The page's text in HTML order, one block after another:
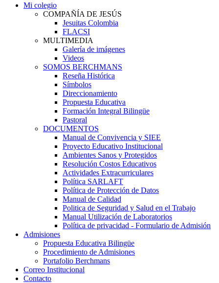
Mi colegio
COMPAÑÍA DE JESÚS
Jesuitas Colombia
FLACSI
MULTIMEDIA
Galería de imágenes
Videos
SOMOS BERCHMANS
Reseña Histórica
Símbolos
Direccionamiento
Propuesta Educativa
Formación Integral Bilingüe
Pastoral
DOCUMENTOS
Manual de Convivencia y SIEE
Proyecto Educativo Institucional
Ambientes Sanos y Protegidos
Resolución Costos Educativos
Actividades Extracurriculares
Política SARLAFT
Política de Protección de Datos
Manual de Calidad
Politica de Seguridad y Salud en el Trabajo
Manual Utilización de Laboratorios
Política de privacidad - Formulario de Admisión
Admisiones
Propuesta Educativa Bilingüe
Procedimiento de Admisiones
Portafolio Berchmans
Correo Institucional
Contacto